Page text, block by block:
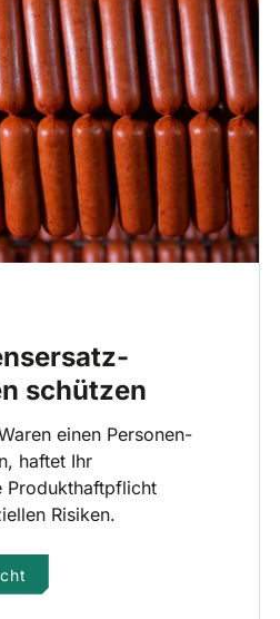
schützen
einen Personen-
haftet Ihr
Produkthaftpflicht
Risiken.